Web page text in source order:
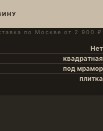
по Москве от 2 900 ₽
Нет
квадратная
под мрамор
плитка